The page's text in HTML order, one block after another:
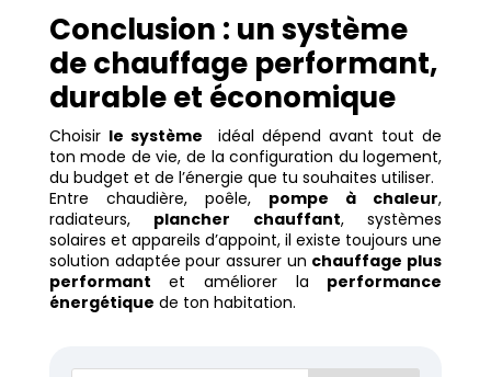
Conclusion : un système
de chauffage performant,
durable et économique
Choisir le système
idéal dépend avant tout de
ton mode de vie, de la configuration du logement,
du budget et de l’énergie que tu souhaites utiliser.
Entre chaudière, poêle, pompe à chaleur,
radiateurs, plancher chauffant, systèmes
solaires et appareils d’appoint, il existe toujours une
solution adaptée pour assurer un chauffage plus
performant et améliorer la performance
énergétique de ton habitation.